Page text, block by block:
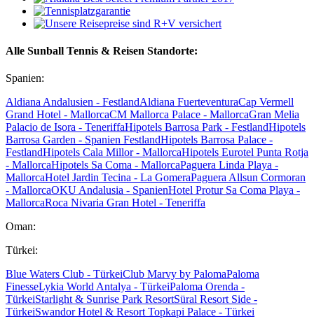
Alle Sunball Tennis & Reisen Standorte:
Spanien:
Aldiana Andalusien - FestlandAldiana FuerteventuraCap Vermell
Grand Hotel - MallorcaCM Mallorca Palace - MallorcaGran Melia
Palacio de Isora - TeneriffaHipotels Barrosa Park - FestlandHipotels
Barrosa Garden - Spanien FestlandHipotels Barrosa Palace -
FestlandHipotels Cala Millor - MallorcaHipotels Eurotel Punta Rotja
- MallorcaHipotels Sa Coma - MallorcaPaguera Linda Playa -
MallorcaHotel Jardin Tecina - La GomeraPaguera Allsun Cormoran
- MallorcaOKU Andalusia - SpanienHotel Protur Sa Coma Playa -
MallorcaRoca Nivaria Gran Hotel - Teneriffa
Oman:
Türkei:
Blue Waters Club - TürkeiClub Marvy by PalomaPaloma
FinesseLykia World Antalya - TürkeiPaloma Orenda -
TürkeiStarlight & Sunrise Park ResortSüral Resort Side -
TürkeiSwandor Hotel & Resort Topkapi Palace - Türkei